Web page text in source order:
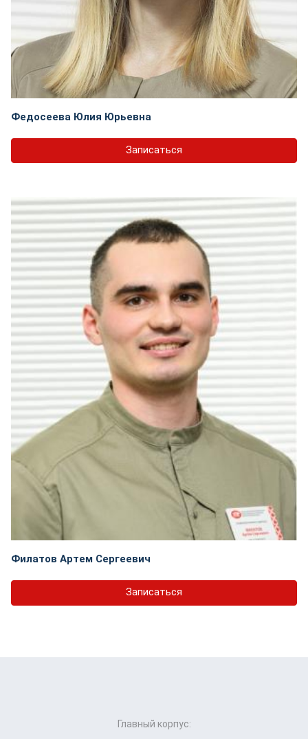
Федосеева Юлия Юрьевна
Записаться
Филатов Артем Сергеевич
Записаться
Главный корпус: